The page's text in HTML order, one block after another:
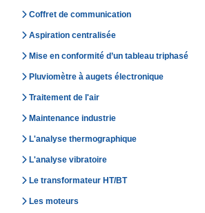
Coffret de communication
Aspiration centralisée
Mise en conformité d’un tableau triphasé
Pluviomètre à augets électronique
Traitement de l'air
Maintenance industrie
L'analyse thermographique
L'analyse vibratoire
Le transformateur HT/BT
Les moteurs